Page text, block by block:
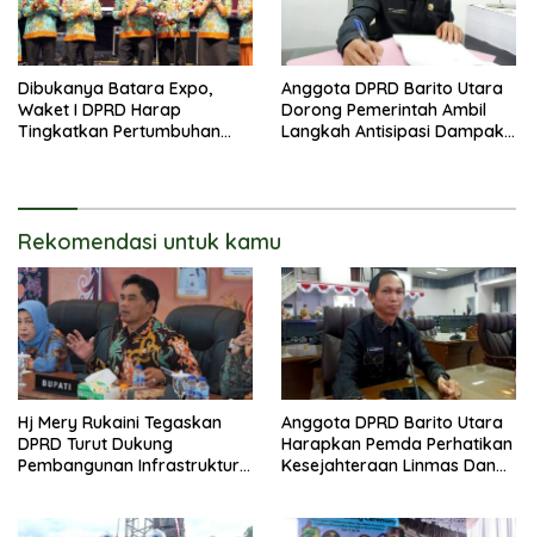
Dibukanya Batara Expo,
Waket I DPRD Harap
Tingkatkan Pertumbuhan
Anggota DPRD Barito Utara
Dorong Pemerintah Ambil
Langkah Antisipasi Dampak
Rekomendasi untuk kamu
Hj Mery Rukaini Tegaskan
DPRD Turut Dukung
Pembangunan Infrastruktur
Anggota DPRD Barito Utara
Harapkan Pemda Perhatikan
Kesejahteraan Linmas Dan